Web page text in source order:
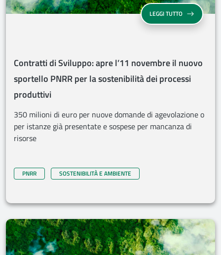
LEGGI TUTTOCONTRATTI DI
Contratti di Sviluppo: apre l’11 novembre il nuovo
sportello PNRR per la sostenibilità dei processi
produttivi
350 milioni di euro per nuove domande di agevolazione o
per istanze già presentate e sospese per mancanza di
risorse
PNRR SOSTENIBILITÀ E AMBIENTE